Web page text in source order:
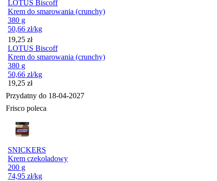
LOTUS Biscoff
Krem do smarowania (crunchy)
380 g
50,66 zł/kg
Cena
19,25 zł
LOTUS Biscoff
Krem do smarowania (crunchy)
380 g
50,66 zł/kg
Cena
19,25 zł
Przydatny do 18-04-2027
Frisco poleca
SNICKERS
Krem czekoladowy
200 g
74,95 zł/kg